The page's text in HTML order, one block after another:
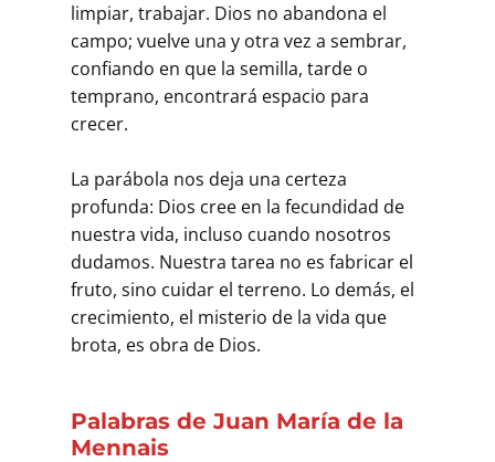
limpiar, trabajar. Dios no abandona el
campo; vuelve una y otra vez a sembrar,
confiando en que la semilla, tarde o
temprano, encontrará espacio para
crecer.
La parábola nos deja una certeza
profunda: Dios cree en la fecundidad de
nuestra vida, incluso cuando nosotros
dudamos. Nuestra tarea no es fabricar el
fruto, sino cuidar el terreno. Lo demás, el
crecimiento, el misterio de la vida que
brota, es obra de Dios.
Palabras de Juan María de la
Mennais